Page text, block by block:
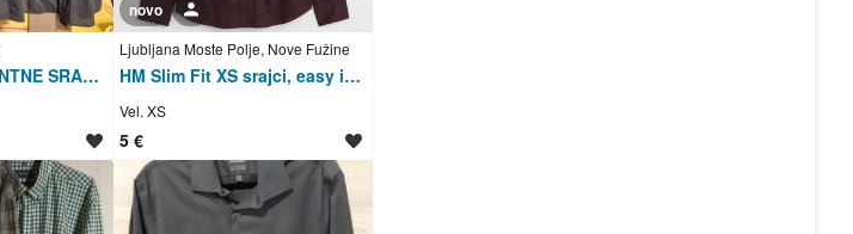
PRODAM ELEGANTNE SRAJCE HM Slim Fit XS srajci, easy iron, novo (temno zelena, bordo rdeča)
Ljubljana Moste Polje, Nove Fužine
novo
Vel. XS
5 €